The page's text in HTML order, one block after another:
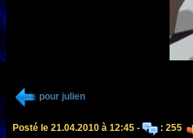
pour julien
Posté le 21.04.2010 à 12:45 - : 255